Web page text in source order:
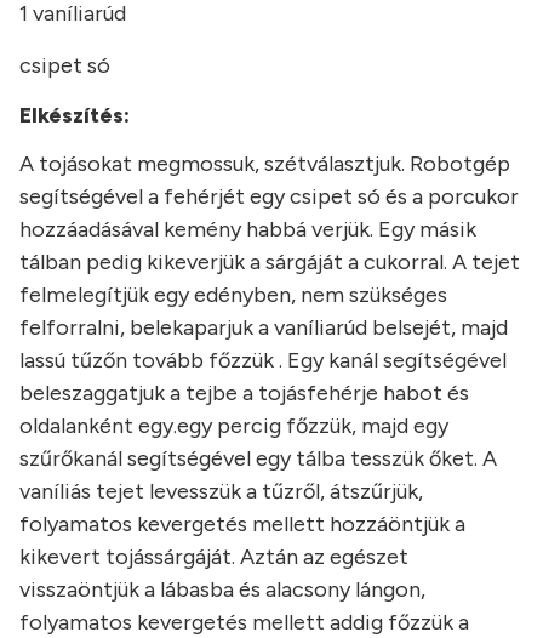
1 vaníliarúd
csipet só
Elkészítés:
A tojásokat megmossuk, szétválasztjuk. Robotgép
segítségével a fehérjét egy csipet só és a porcukor
hozzáadásával kemény habbá verjük. Egy másik
tálban pedig kikeverjük a sárgáját a cukorral. A tejet
felmelegítjük egy edényben, nem szükséges
felforralni, belekaparjuk a vaníliarúd belsejét, majd
lassú tűzőn tovább főzzük . Egy kanál segítségével
beleszaggatjuk a tejbe a tojásfehérje habot és
oldalanként egy.egy percig főzzük, majd egy
szűrőkanál segítségével egy tálba tesszük őket. A
vaníliás tejet levesszük a tűzről, átszűrjük,
folyamatos kevergetés mellett hozzáöntjük a
kikevert tojássárgáját. Aztán az egészet
visszaöntjük a lábasba és alacsony lángon,
folyamatos kevergetés mellett addig főzzük a